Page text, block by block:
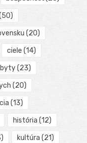
(20)
ciele (14)
(23)
(20)
(13)
história (12)
kultúra (21)